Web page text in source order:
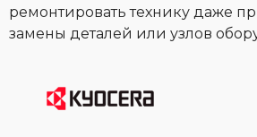
ремонтировать технику даже
замены деталей или узлов